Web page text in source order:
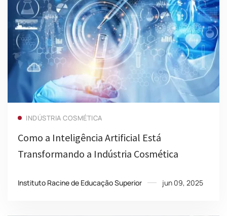
INDÚSTRIA COSMÉTICA
Como a Inteligência Artificial Está
Transformando a Indústria Cosmética
Instituto Racine de Educação Superior jun 09, 2025